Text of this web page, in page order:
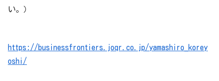
い。）
https://businessfrontiers.joqr.co.jp/yamashiro_korey
oshi/